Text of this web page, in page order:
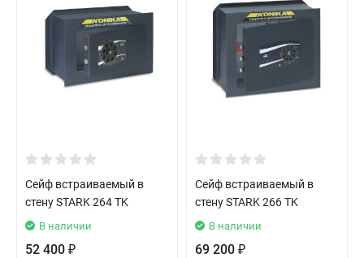
Сейф встраиваемый в
стену STARK 264 TK
В наличии
52 400 ₽
Сейф встраиваемый в
стену STARK 266 TK
В наличии
69 200 ₽